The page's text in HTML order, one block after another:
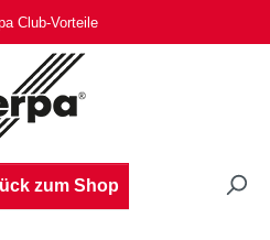
Club-Vorteile
zum Shop